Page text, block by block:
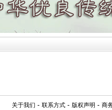
关于我们 - 联系方式- 版权声明 - 商